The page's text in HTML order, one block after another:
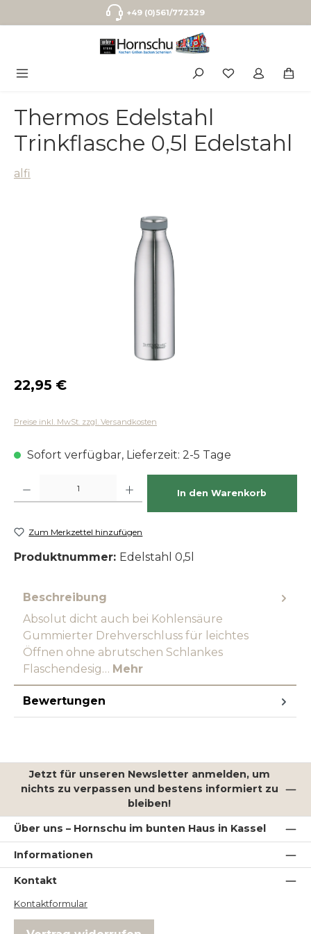
Zum Hauptinhalt springen+49 (0)561/772329
Thermos Edelstahl
Trinkflasche 0,5l Edelstahl
alfi
Bildergalerie überspringen
Regulärer Preis:
22,95 €
Preise inkl. MwSt. zzgl. Versandkosten
Sofort verfügbar, Lieferzeit: 2-5 Tage
In den Warenkorb
Zum Merkzettel hinzufügen
Produktnummer: Edelstahl 0,5l
Beschreibung
Absolut dicht auch bei Kohlensäure
Gummierter Drehverschluss für leichtes
Öffnen ohne abrutschen Schlankes
Flaschendesig… Mehr
Bewertungen
Jetzt für unseren Newsletter anmelden, um
nichts zu verpassen und bestens informiert zu
bleiben!
Über uns – Hornschu im bunten Haus in Kassel
Informationen
Kontakt
Kontaktformular